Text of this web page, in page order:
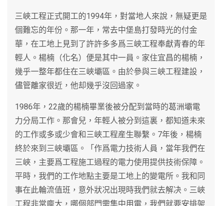
三峽工程正式開工的1994年，對當地人來說，無疑更是
個難忘的年份。那一年，常去中堡島打發時光的付金
華，在工地上見到了許許多多爲三峽工程奉獻青春的年
輕人。楊楠（化名）便是其中一員。家住宜昌的楊楠，
幾乎一整年都住在三峽壩區。由於參與三峽工程建設，
儘管離家很近，他却幾乎沒回過家。
1986年，22歲的楊楠畢業後被分配到當時的葛洲壩電
力分局工作。那會兒，年輕人被分到這裏，都知道未來
的工作或多或少會和三峽工程産生聯繫。7年後，楊楠
終於來到三峽壩區。「作爲電力技術人員，當年我們在
三峽，主要爲工程施工過程的電力使用提供技術保障。
平時，我們的工作地點主要是工地上的變電所。我和同
事在此輪流值班，意外狀况出現時我們就去解决。三峽
工程非常龐大，哪個部門需集中用電，我們就要安排架